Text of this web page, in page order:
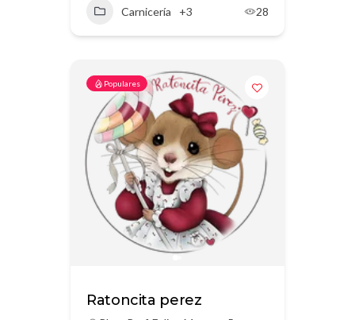
Carnicería +3 28
Populares
Ratoncita perez